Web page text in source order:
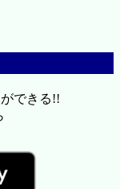
できる!!